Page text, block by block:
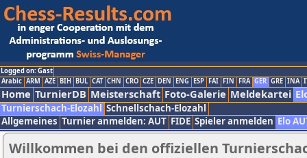
Logged on: Gast
Arabic ARM AZE BIH BUL CAT CHN CRO CZE DEN ENG ESP FAI FIN FRA GER GRE INA
Home TurnierDB Meisterschaft Foto-Galerie Meldekartei
Turnierschach-Elozahl Schnellschach-Elozahl
Allgemeines Turnier anmelden: AUT FIDE Spieler anmelden Elo
Willkommen bei den offiziellen